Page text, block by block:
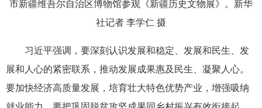
市新疆维吾尔自治区博物馆参观《新疆历史文物展》。新华
社记者 李学仁 摄
习近平强调，要深刻认识发展和稳定、发展和民生、发
展和人心的紧密联系，推动发展成果惠及民生、凝聚人心。
要加快经济高质量发展，培育壮大特色优势产业，增强吸纳